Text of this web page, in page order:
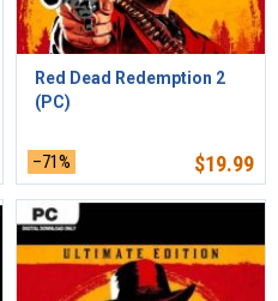
Red Dead Redemption 2
(PC)
–71% $19.99